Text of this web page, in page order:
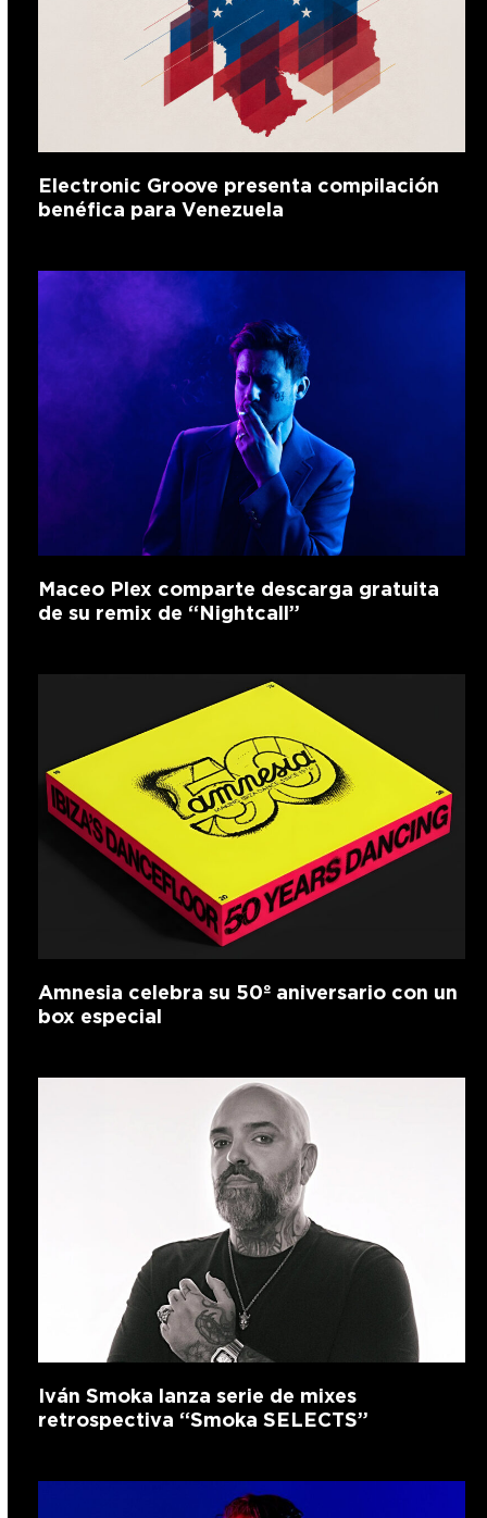
Electronic Groove presenta compilación
benéfica para Venezuela
Maceo Plex comparte descarga gratuita
de su remix de “Nightcall”
Amnesia celebra su 50º aniversario con un
box especial
Iván Smoka lanza serie de mixes
retrospectiva “Smoka SELECTS”